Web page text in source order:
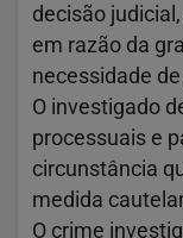
decisão
em razão da
necessidade
O investigado
processuais e
circunstância
medida
O crime